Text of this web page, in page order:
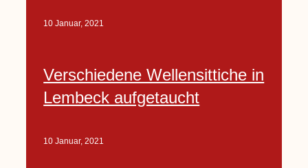
10 Januar, 2021
Verschiedene Wellensittiche in
Lembeck aufgetaucht
10 Januar, 2021